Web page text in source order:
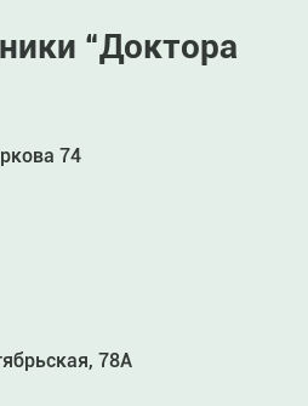
“Доктора
74
78А